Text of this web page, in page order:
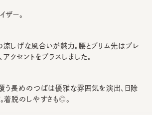
ザー。
しげな風合いが魅力。腰とブリム先はブレ
クセントをプラスしました。
う長めのつばは優雅な雰囲気を演出、日除
着脱のしやすさも◎。